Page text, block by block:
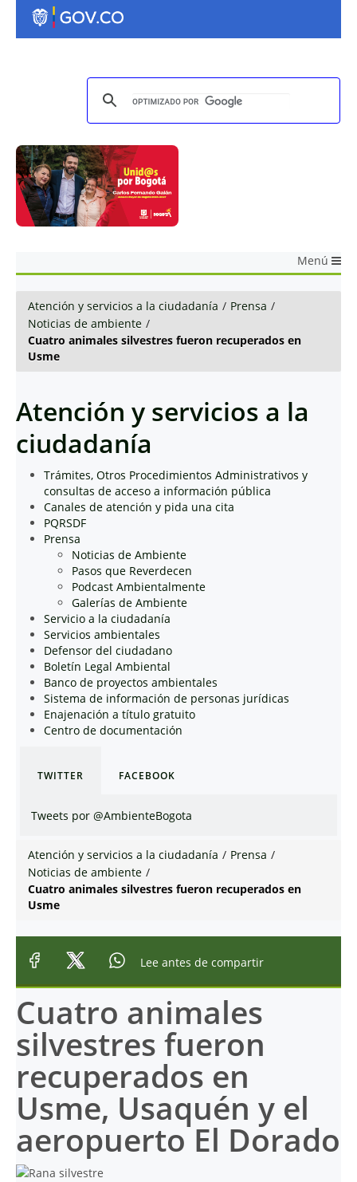
Menú
Atención y servicios a la ciudadanía / Prensa /
Noticias de ambiente /
Cuatro animales silvestres fueron recuperados en
Usme
Atención y servicios a la
ciudadanía
Trámites, Otros Procedimientos Administrativos y
consultas de acceso a información pública
Canales de atención y pida una cita
PQRSDF
Prensa
Noticias de Ambiente
Pasos que Reverdecen
Podcast Ambientalmente
Galerías de Ambiente
Servicio a la ciudadanía
Servicios ambientales
Defensor del ciudadano
Boletín Legal Ambiental
Banco de proyectos ambientales
Sistema de información de personas jurídicas
Enajenación a título gratuito
Centro de documentación
TWITTER FACEBOOK
Tweets por @AmbienteBogota
Atención y servicios a la ciudadanía / Prensa /
Noticias de ambiente /
Cuatro animales silvestres fueron recuperados en
Usme
Lee antes de compartir
Cuatro animales
silvestres fueron
recuperados en
Usme, Usaquén y el
aeropuerto El Dorado